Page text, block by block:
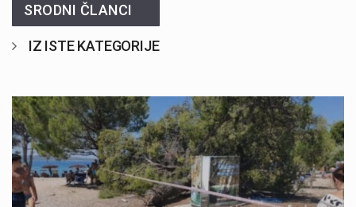
SRODNI ČLANCI
IZ ISTE KATEGORIJE